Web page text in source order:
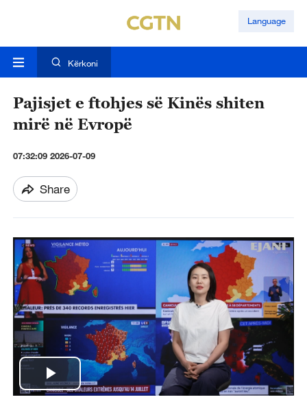
Language
Kërkoni
Pajisjet e ftohjes së Kinës shiten
mirë në Evropë
07:32:09 2026-07-09
Share
P